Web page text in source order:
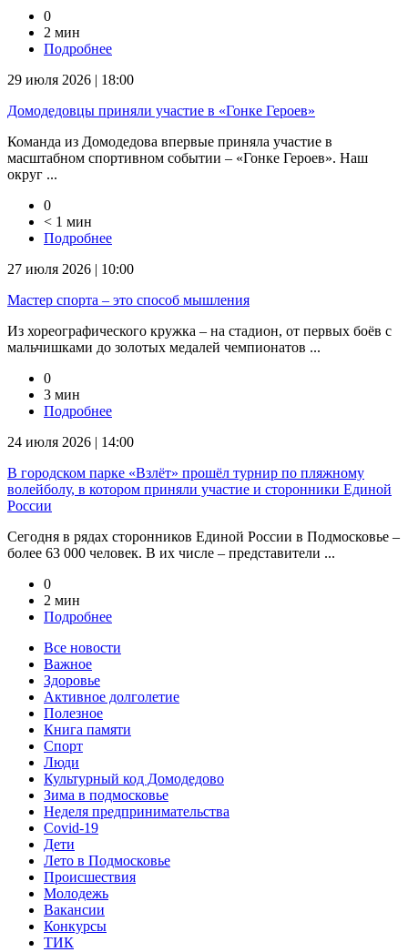
0
2 мин
Подробнее
29 июля 2026 | 18:00
Домодедовцы приняли участие в «Гонке Героев»
Команда из Домодедова впервые приняла участие в
масштабном спортивном событии – «Гонке Героев». Наш
округ ...
0
< 1 мин
Подробнее
27 июля 2026 | 10:00
Мастер спорта – это способ мышления
Из хореографического кружка – на стадион, от первых боёв с
мальчишками до золотых медалей чемпионатов ...
0
3 мин
Подробнее
24 июля 2026 | 14:00
В городском парке «Взлёт» прошёл турнир по пляжному
волейболу, в котором приняли участие и сторонники Единой
России
Сегодня в рядах сторонников Единой России в Подмосковье –
более 63 000 человек. В их числе – представители ...
0
2 мин
Подробнее
Все новости
Важное
Здоровье
Активное долголетие
Полезное
Книга памяти
Спорт
Люди
Культурный код Домодедово
Зима в подмосковье
Неделя предпринимательства
Covid-19
Дети
Лето в Подмосковье
Происшествия
Молодежь
Вакансии
Конкурсы
ТИК